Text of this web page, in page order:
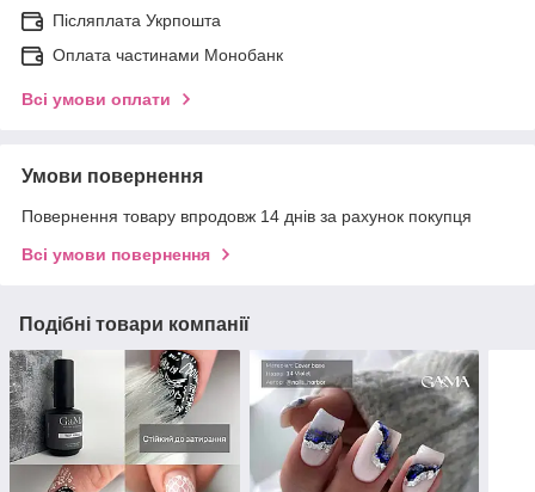
Післяплата Укрпошта
Оплата частинами Монобанк
Всі умови оплати
Умови повернення
Повернення товару впродовж 14 днів за рахунок покупця
Всі умови повернення
Подібні товари компанії